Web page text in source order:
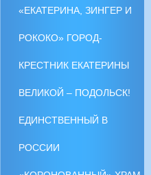
«ЕКАТЕРИНА, ЗИНГЕР И
РОКОКО» ГОРОД-
КРЕСТНИК ЕКАТЕРИНЫ
ВЕЛИКОЙ – ПОДОЛЬСК!
ЕДИНСТВЕННЫЙ В
РОССИИ